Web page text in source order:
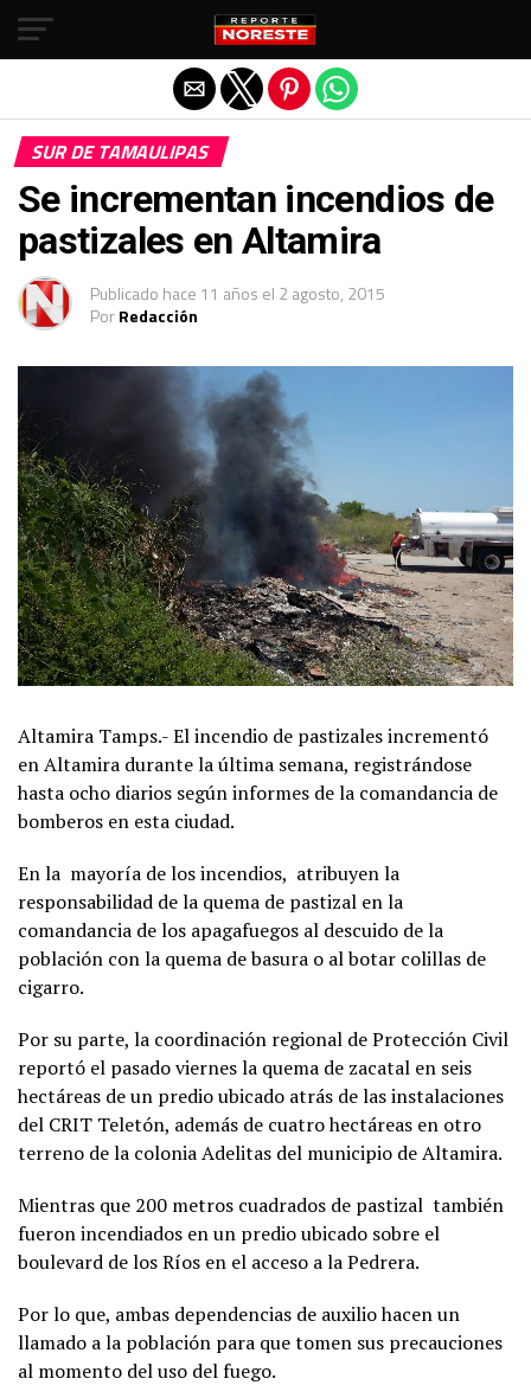
SUR DE TAMAULIPAS
Se incrementan incendios de
pastizales en Altamira
Publicado hace 11 años el 2 agosto, 2015
PorRedacción
Altamira Tamps.- El incendio de pastizales incrementó
en Altamira durante la última semana, registrándose
hasta ocho diarios según informes de la comandancia de
bomberos en esta ciudad.
En la mayoría de los incendios, atribuyen la
responsabilidad de la quema de pastizal en la
comandancia de los apagafuegos al descuido de la
población con la quema de basura o al botar colillas de
cigarro.
Por su parte, la coordinación regional de Protección Civil
reportó el pasado viernes la quema de zacatal en seis
hectáreas de un predio ubicado atrás de las instalaciones
del CRIT Teletón, además de cuatro hectáreas en otro
terreno de la colonia Adelitas del municipio de Altamira.
Mientras que 200 metros cuadrados de pastizal también
fueron incendiados en un predio ubicado sobre el
boulevard de los Ríos en el acceso a la Pedrera.
Por lo que, ambas dependencias de auxilio hacen un
llamado a la población para que tomen sus precauciones
al momento del uso del fuego.
Salir de la versión móvil